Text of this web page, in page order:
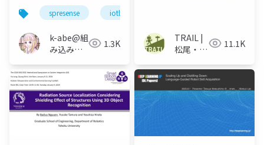
ーラー)spresense iotlt
k-abe@組
み込みソ
アの人
1.3K
TRAIL |
松尾・岩
11.1K